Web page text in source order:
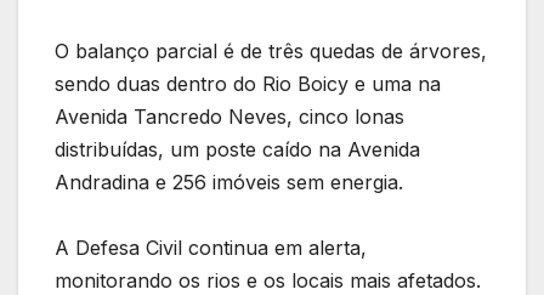
O balanço parcial é de três quedas de árvores,
sendo duas dentro do Rio Boicy e uma na
Avenida Tancredo Neves, cinco lonas
distribuídas, um poste caído na Avenida
Andradina e 256 imóveis sem energia.
A Defesa Civil continua em alerta,
monitorando os rios e os locais mais afetados.